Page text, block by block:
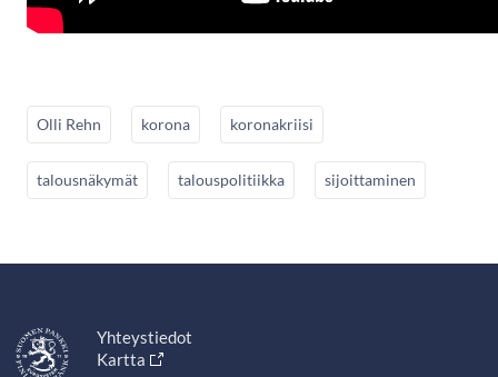
Olli Rehn korona koronakriisi
talousnäkymät talouspolitiikka sijoittaminen
Yhteystiedot
Kartta